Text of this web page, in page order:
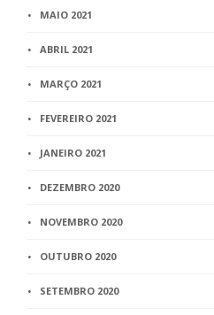
MAIO 2021
ABRIL 2021
MARÇO 2021
FEVEREIRO 2021
JANEIRO 2021
DEZEMBRO 2020
NOVEMBRO 2020
OUTUBRO 2020
SETEMBRO 2020